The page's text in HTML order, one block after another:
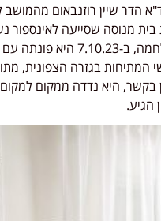
הדר שיין רוזנבאום מהמושב
בית מנוסה שסייעה לאינספור
לידתן. כשפרצה המלחמה, ב-
המתיחות בגזרה הצפונית,
היא נדדה ממקום למקום
הגיע.